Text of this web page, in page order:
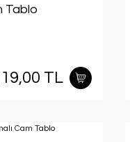
Tablo
TL